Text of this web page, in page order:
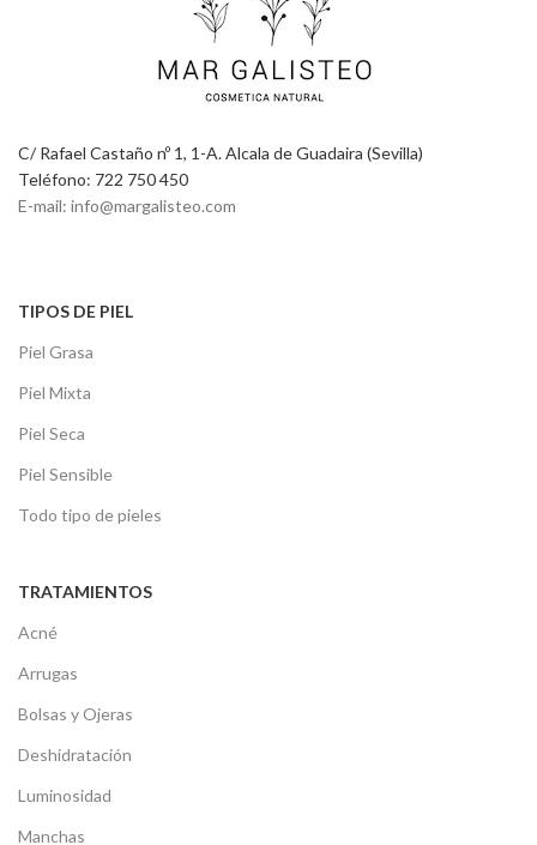
C/ Rafael Castaño nº 1, 1-A. Alcala de Guadaira (Sevilla)
Teléfono: 722 750 450
E-mail: info@margalisteo.com
TIPOS DE PIEL
Piel Grasa
Piel Mixta
Piel Seca
Piel Sensible
Todo tipo de pieles
TRATAMIENTOS
Acné
Arrugas
Bolsas y Ojeras
Deshidratación
Luminosidad
Manchas